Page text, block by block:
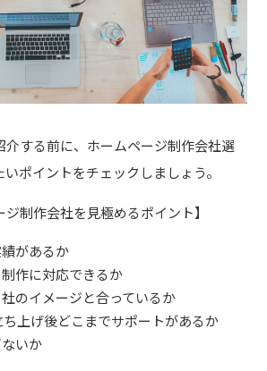
介する前に、ホームページ制作会社選
ポイントをチェックしましょう。
ジ制作会社を見極めるポイント】
があるか
作に対応できるか
のイメージと合っているか
上げ後どこまでサポートがあるか
いか